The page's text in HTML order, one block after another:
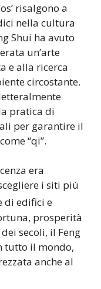
risalgono a
nella cultura
Shui ha avuto
un’arte
e alla ricerca
circostante.
pratica di
per garantire il
“qi”.
era
i siti più
di edifici e
prosperità
secoli, il Feng
tutto il mondo,
anche al